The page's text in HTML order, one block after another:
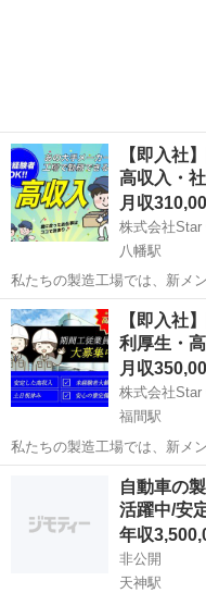
【即入社
高収入・
月収
株式会社Star
八幡駅
私たちの製造工場では、新メ
プロセスにおいて、品質と効
た製品作りに貢献していただ
サポートが整っているため、
福岡 北九州市 八幡駅
【即入社
利厚生・
月収
株式会社Star
福間駅
私たちの製造工場では、新メ
プロセスにおいて、品質と効
た製品作りに貢献していただ
サポートが整っているため、
福間駅
自動車の
活躍中/安
年収
非公開
天神駅